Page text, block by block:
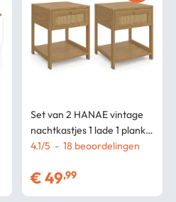
Set van 2 HANAE vintage
nachtkastjes 1 lade 1 plank
natuurlijk rieteffect
4.1/5 - 18 beoordelingen
€49,99